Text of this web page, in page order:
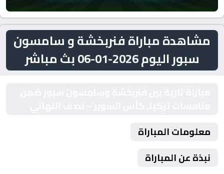
مشاهدة مباراة فنربخشة و سامسون
سبور اليوم 2026-01-06 بث مباشر
معلومات المباراة
نبذة عن المباراة